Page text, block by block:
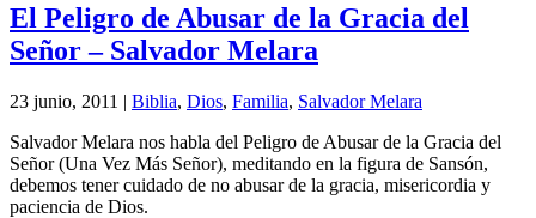
El Peligro de Abusar de la Gracia del
Señor – Salvador Melara
23 junio, 2011 | Biblia, Dios, Familia, Salvador Melara
Salvador Melara nos habla del Peligro de Abusar de la Gracia del
Señor (Una Vez Más Señor), meditando en la figura de Sansón,
debemos tener cuidado de no abusar de la gracia, misericordia y
paciencia de Dios.